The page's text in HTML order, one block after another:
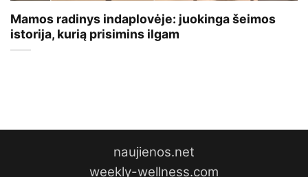
Mamos radinys indaplovėje: juokinga šeimos
istorija, kurią prisimins ilgam
naujienos.net
weekly-wellness.com